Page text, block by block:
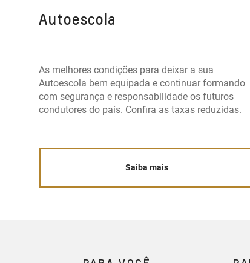
Autoescola
As melhores condições para deixar a sua
Autoescola bem equipada e continuar formando
com segurança e responsabilidade os futuros
condutores do país. Confira as taxas reduzidas.
Saiba mais